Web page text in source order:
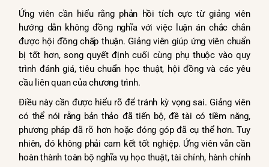
Ứng viên cần hiểu rằng phản hồi tích cực từ giảng viên
hướng dẫn không đồng nghĩa với việc luận án chắc chắn
được hội đồng chấp thuận. Giảng viên giúp ứng viên chuẩn
bị tốt hơn, song quyết định cuối cùng phụ thuộc vào quy
trình đánh giá, tiêu chuẩn học thuật, hội đồng và các yêu
cầu liên quan của chương trình.
Điều này cần được hiểu rõ để tránh kỳ vọng sai. Giảng viên
có thể nói rằng bản thảo đã tiến bộ, đề tài có tiềm năng,
phương pháp đã rõ hơn hoặc đóng góp đã cụ thể hơn. Tuy
nhiên, đó không phải cam kết tốt nghiệp. Ứng viên vẫn cần
hoàn thành toàn bộ nghĩa vụ học thuật, tài chính, hành chính